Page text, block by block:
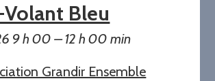
Volant Bleu
9 h 00 –12 h 00 min
Grandir Ensemble